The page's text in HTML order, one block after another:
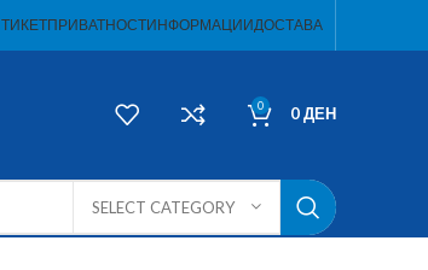
ТИКЕТПРИВАТНОСТИНФОРМАЦИИДОСТАВА
0 0ДЕН
SELECT CATEGORY